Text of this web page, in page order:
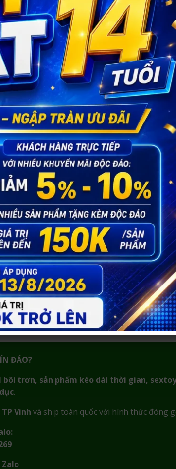
quốc.
phẩm nhạy cảm bên ngoài.
bảo mật và trải nghiệm mua hàng an
ĐÁO?
bôi trơn, sản phẩm kéo dài thời gian,
.
TP Vinh và ship toàn quốc với hình thức đóng
Zalo